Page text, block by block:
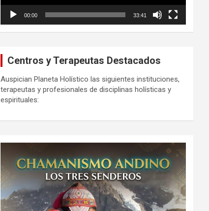
00:00 33:41
Centros y Terapeutas Destacados
Auspician Planeta Holístico las siguientes instituciones,
terapeutas y profesionales de disciplinas holísticas y
espirituales: